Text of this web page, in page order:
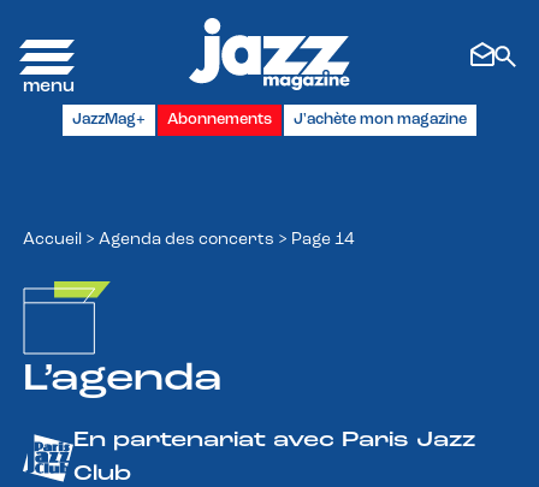
JazzMag+ Abonnements J'achète mon magazine
Accueil > Agenda des concerts > Page 14
L’agenda
En partenariat avec Paris Jazz
Club